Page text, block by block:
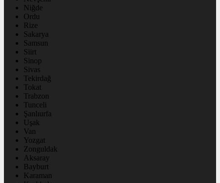
Niğde
Ordu
Rize
Sakarya
Samsun
Siirt
Sinop
Sivas
Tekirdağ
Tokat
Trabzon
Tunceli
Şanlıurfa
Uşak
Van
Yozgat
Zonguldak
Aksaray
Bayburt
Karaman